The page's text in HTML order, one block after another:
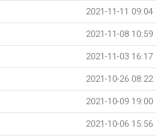
2021-11-11 09:04
2021-11-08 10:59
2021-11-03 16:17
2021-10-26 08:22
2021-10-09 19:00
2021-10-06 15:56